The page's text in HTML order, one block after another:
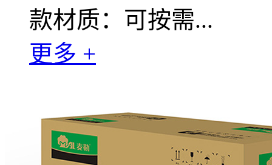
款材质：可按需...
更多 +